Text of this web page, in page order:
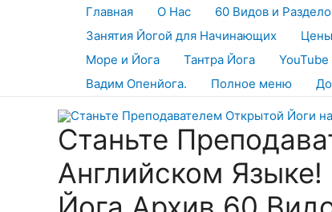
Главная О Нас 60 Видов и
Занятия Йогой для Начинающих
Цены
Море и Йога
Тантра Йога YouTube
Вадим Опенйога.
Полное меню
Станьте
Английском